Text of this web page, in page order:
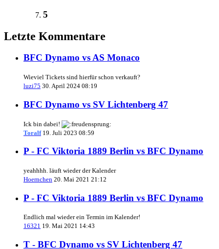
5
Letzte Kommentare
BFC Dynamo vs AS Monaco
Wieviel Tickets sind hierfür schon verkauft?
luzi75 30. April 2024 08:19
BFC Dynamo vs SV Lichtenberg 47
Ick bin dabei!
Toralf 19. Juli 2023 08:59
P - FC Viktoria 1889 Berlin vs BFC Dynamo
yeahhhh. läuft wieder der Kalender
Hoernchen 20. Mai 2021 21:12
P - FC Viktoria 1889 Berlin vs BFC Dynamo
Endlich mal wieder ein Termin im Kalender!
16321 19. Mai 2021 14:43
T - BFC Dynamo vs SV Lichtenberg 47